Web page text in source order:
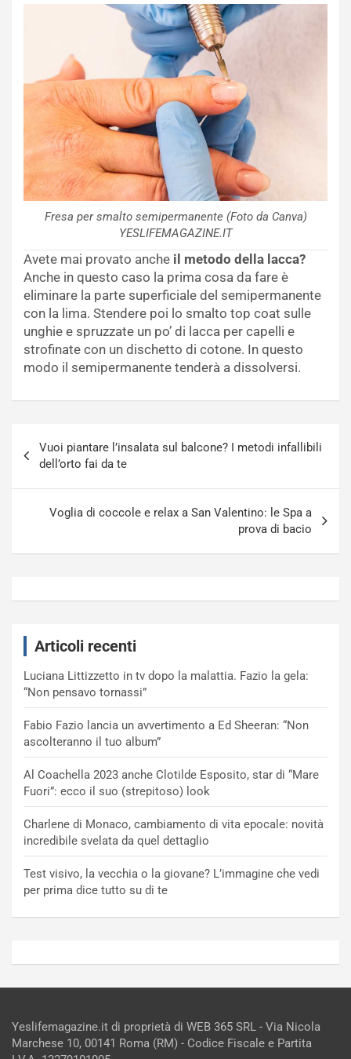
Fresa per smalto semipermanente (Foto da Canva)
YESLIFEMAGAZINE.IT
Avete mai provato anche il metodo della lacca?
Anche in questo caso la prima cosa da fare è
eliminare la parte superficiale del semipermanente
con la lima. Stendere poi lo smalto top coat sulle
unghie e spruzzate un po’ di lacca per capelli e
strofinate con un dischetto di cotone. In questo
modo il semipermanente tenderà a dissolversi.
articoli
Vuoi piantare l’insalata sul balcone? I metodi infallibili
dell’orto fai da te
Voglia di coccole e relax a San Valentino: le Spa a
prova di bacio
Articoli recenti
Luciana Littizzetto in tv dopo la malattia. Fazio la gela:
“Non pensavo tornassi”
Fabio Fazio lancia un avvertimento a Ed Sheeran: “Non
ascolteranno il tuo album”
Al Coachella 2023 anche Clotilde Esposito, star di “Mare
Fuori”: ecco il suo (strepitoso) look
Charlene di Monaco, cambiamento di vita epocale: novità
incredibile svelata da quel dettaglio
Test visivo, la vecchia o la giovane? L’immagine che vedi
per prima dice tutto su di te
Yeslifemagazine.it di proprietà di WEB 365 SRL - Via Nicola
Marchese 10, 00141 Roma (RM) - Codice Fiscale e Partita